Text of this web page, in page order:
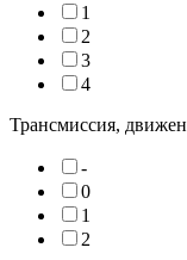
1
2
3
4
Трансмиссия,
-
0
1
2